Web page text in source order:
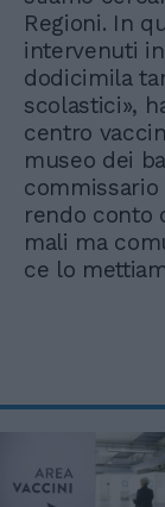
Regioni. In
intervenuti
dodicimila
scolastici»,
centro
museo dei
commissario
rendo conto
mali ma
ce lo